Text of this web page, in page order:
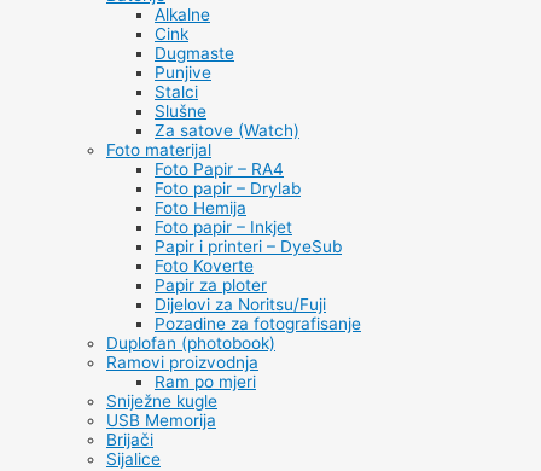
Alkalne
Cink
Dugmaste
Punjive
Stalci
Slušne
Za satove (Watch)
Foto materijal
Foto Papir – RA4
Foto papir – Drylab
Foto Hemija
Foto papir – Inkjet
Papir i printeri – DyeSub
Foto Koverte
Papir za ploter
Dijelovi za Noritsu/Fuji
Pozadine za fotografisanje
Duplofan (photobook)
Ramovi proizvodnja
Ram po mjeri
Sniježne kugle
USB Memorija
Brijači
Sijalice